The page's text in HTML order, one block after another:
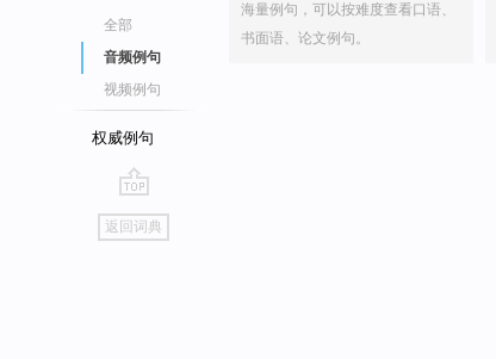
全部
音频例句
视频例句
权威例句
go
top
返回词典
海量例句，可以按难度查看口语、
书面语、论文例句。